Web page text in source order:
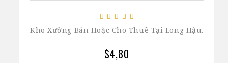
Kho Xưởng Bán Hoặc Cho Thuê Tại Long Hậu.
$4,80